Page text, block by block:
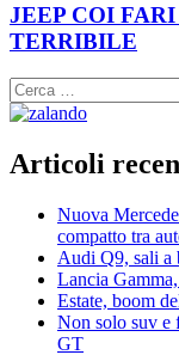
JEEP COI
TERRIBILE
Ricerca
per:
Articoli
Nuova
compatto tra
Audi Q9, sali a
Lancia
Estate, boom
Non solo suv e
GT